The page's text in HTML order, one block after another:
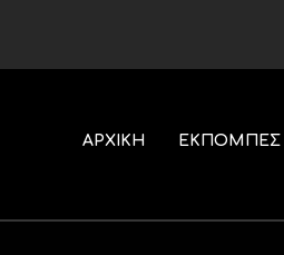
ΑΡΧΙΚΗ ΕΚΠΟΜΠΕΣ